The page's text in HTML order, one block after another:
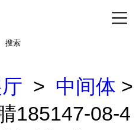
搜索
> 中间体 >
185147-08-4